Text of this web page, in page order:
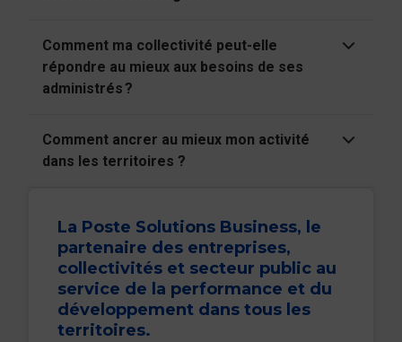
Comment ma collectivité peut-elle
répondre au mieux aux besoins de ses
administrés ?
Comment ancrer au mieux mon activité
dans les territoires ?
La Poste Solutions Business, le
partenaire des entreprises,
collectivités et secteur public au
service de la performance et du
développement dans tous les
territoires.